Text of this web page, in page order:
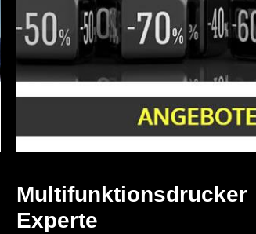
Multifunktionsdrucker
Experte